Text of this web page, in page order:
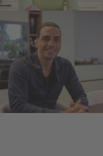
Herzig
p.herzig@loosli.swiss